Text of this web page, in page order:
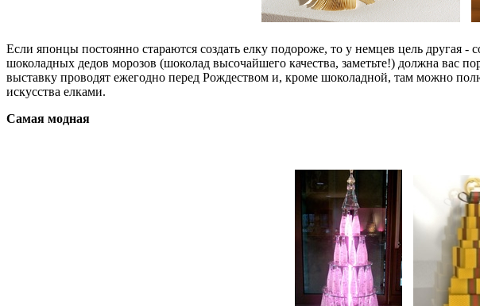
Если японцы постоянно стараются создать елку подороже, то у немцев цель другая
шоколадных дедов морозов (шоколад высочайшего качества, заметьте!) должна вас
выставку проводят ежегодно перед Рождеством и, кроме шоколадной, там можно
искусства елками.
Самая модная